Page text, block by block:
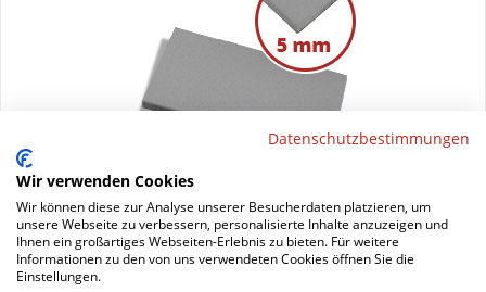
Filzzuschnitt grau 5 mm
Datenschutzbestimmungen
Wir verwenden Cookies
Wir können diese zur Analyse unserer Besucherdaten platzieren, um
unsere Webseite zu verbessern, personalisierte Inhalte anzuzeigen und
Ihnen ein großartiges Webseiten-Erlebnis zu bieten. Für weitere
Informationen zu den von uns verwendeten Cookies öffnen Sie die
Einstellungen.